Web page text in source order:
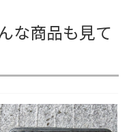
な商品も見て